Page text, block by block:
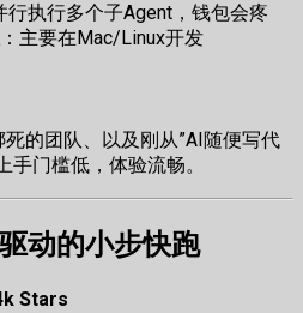
行执行多个子Agent，钱包会疼
：主要在Mac/Linux开发
的团队、以及刚从”AI随便写代
手门槛低，体验流畅。
动的小步快跑
Stars